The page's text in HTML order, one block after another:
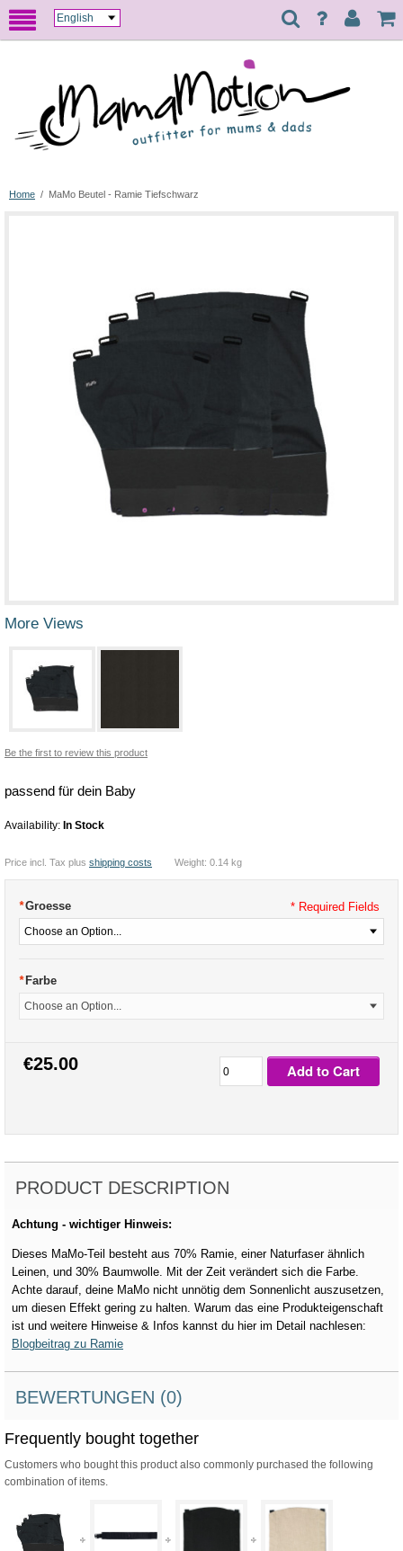
Home / MaMo Beutel - Ramie Tiefschwarz
More Views
Be the first to review this product
passend für dein Baby
Availability: In Stock
Price incl. Tax plus shipping costs Weight: 0.14 kg
*Groesse
* Farbe
* Required Fields
€25.00 Add to Cart
PRODUCT DESCRIPTION
Achtung - wichtiger Hinweis:
Dieses MaMo-Teil besteht aus 70% Ramie, einer Naturfaser ähnlich
Leinen, und 30% Baumwolle. Mit der Zeit verändert sich die Farbe.
Achte darauf, deine MaMo nicht unnötig dem Sonnenlicht auszusetzen,
um diesen Effekt gering zu halten. Warum das eine Produkteigenschaft
ist und weitere Hinweise & Infos kannst du hier im Detail nachlesen:
Blogbeitrag zu Ramie
BEWERTUNGEN (0)
Frequently bought together
Customers who bought this product also commonly purchased the following
combination of items.